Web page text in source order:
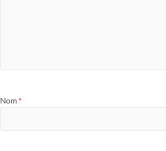
Nom *